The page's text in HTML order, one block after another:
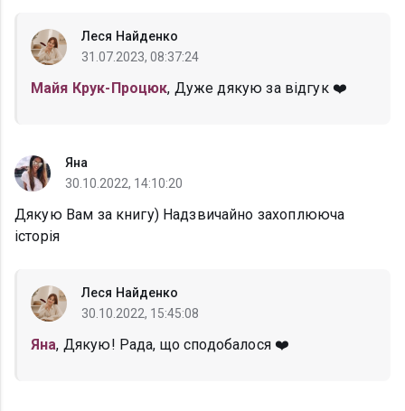
Леся Найденко
31.07.2023, 08:37:24
Майя Крук-Процюк, Дуже дякую за відгук ❤️
Яна
30.10.2022, 14:10:20
Дякую Вам за книгу) Надзвичайно захоплююча
історія
Леся Найденко
30.10.2022, 15:45:08
Яна, Дякую! Рада, що сподобалося ❤️